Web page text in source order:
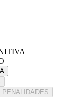
PENALIDADES